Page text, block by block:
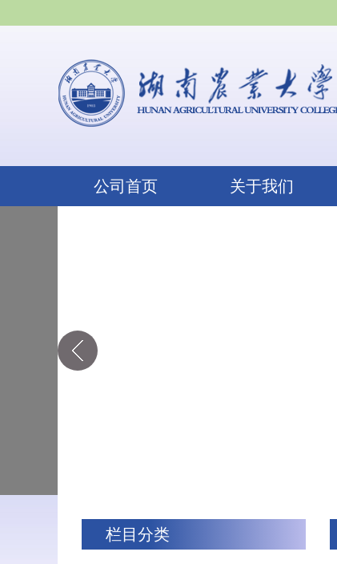
公司首页 关于我们
栏目分类